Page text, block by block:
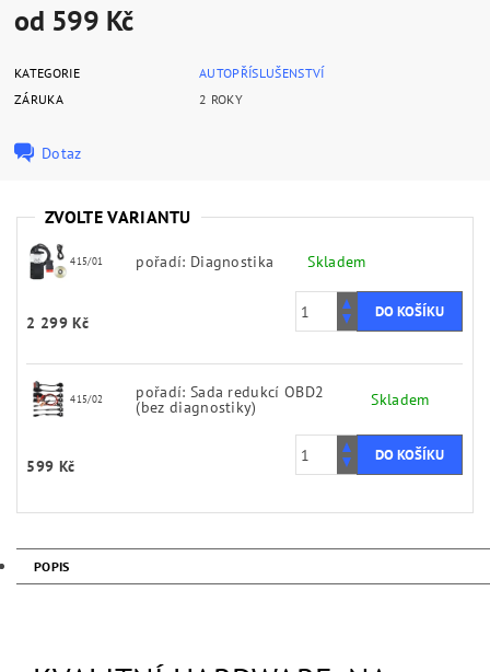
od 599 Kč
KATEGORIE
AUTOPŘÍSLUŠENSTVÍ
ZÁRUKA
2 ROKY
Dotaz
ZVOLTE VARIANTU
415/01 pořadí: Diagnostika Skladem
2 299 Kč
415/02 pořadí: Sada redukcí OBD2
(bez diagnostiky) Skladem
599 Kč
POPIS